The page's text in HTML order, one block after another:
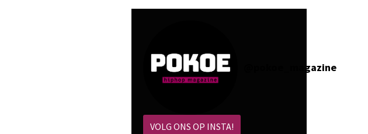
pokoe_magazine
VOLG ONS OP INSTA!